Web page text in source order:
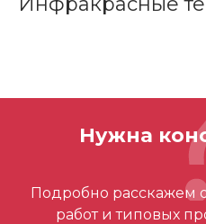
Нужна
Подробно расскажем
работ и типовых